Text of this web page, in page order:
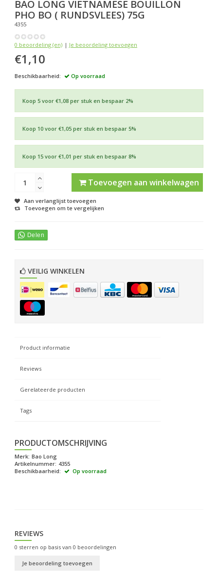
BAO LONG VIETNAMESE BOUILLON
PHO BO ( RUNDSVLEES) 75G
4355
0 beoordeling (en) | Je beoordeling toevoegen
€1,10
Beschikbaarheid: Op voorraad
Koop 5 voor €1,08 per stuk en bespaar 2%
Koop 10 voor €1,05 per stuk en bespaar 5%
Koop 15 voor €1,01 per stuk en bespaar 8%
Toevoegen aan winkelwagen
Aan verlanglijst toevoegen
Toevoegen om te vergelijken
VEILIG WINKELEN
Product informatie
Reviews
Gerelateerde producten
Tags
PRODUCTOMSCHRIJVING
Merk: Bao Long
Artikelnummer: 4355
Beschikbaarheid:
Op voorraad
REVIEWS
0 sterren op basis van 0 beoordelingen
Je beoordeling toevoegen